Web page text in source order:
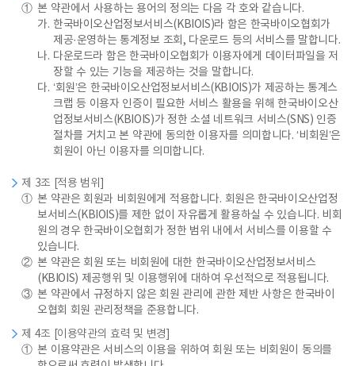
① 본 약관에서 사용하는 용어의 정의는 다음 각 호와 같습니다.
가. 한국바이오산업정보서비스(KBIOIS)라 함은 한국바이오협회가
제공·운영하는 통계정보 조회, 다운로드 등의 서비스를 말합니다.
나. 다운로드라 함은 한국바이오협회가 이용자에게 데이터파일을 저
장할 수 있는 기능을 제공하는 것을 말합니다.
다. ‘회원’은 한국바이오산업정보서비스(KBIOIS)가 제공하는 통계스
크랩 등 이용자 인증이 필요한 서비스 활용을 위해 한국바이오산
업정보서비스(KBIOIS)가 정한 소셜 네트워크 서비스(SNS) 인증
절차를 거치고 본 약관에 동의한 이용자를 의미합니다. ‘비회원’은
회원이 아닌 이용자를 의미합니다.
제 3조 [적용 범위]
① 본 약관은 회원과 비회원에게 적용합니다. 회원은 한국바이오산업정
보서비스(KBIOIS)를 제한 없이 자유롭게 활용하실 수 있습니다. 비회
원의 경우 한국바이오협회가 정한 범위 내에서 서비스를 이용할 수
있습니다.
② 본 약관은 회원 또는 비회원에 대한 한국바이오산업정보서비스
(KBIOIS) 제공행위 및 이용행위에 대하여 우선적으로 적용됩니다.
③ 본 약관에서 규정하지 않은 회원 관리에 관한 제반 사항은 한국바이
오협회 회원 관리정책을 준용합니다.
제 4조 [이용약관의 효력 및 변경]
① 본 이용약관은 서비스의 이용을 위하여 회원 또는 비회원이 동의를